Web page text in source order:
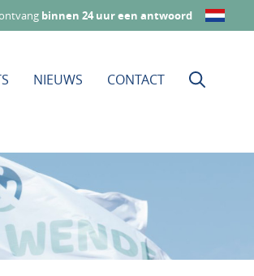
binnen 24 uur een antwoord
NIEUWS CONTACT